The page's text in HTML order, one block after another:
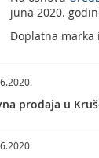
juna 2020.
Doplatna marka
prodaja u